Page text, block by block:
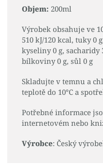
Objem: 200ml
Výrobek obsahuje ve
510 kJ/120 kcal, tuky 0
kyseliny 0 g, sacharidy
bílkoviny 0 g, sůl 0 g
Skladujte v temnu a
teplotě do 10°C a
Potřebné informace
internetovém nebo
Výrobce: Český